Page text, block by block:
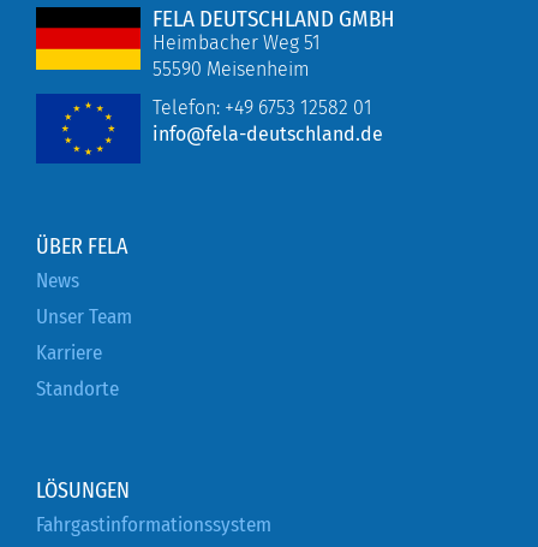
FELA DEUTSCHLAND GMBH
Heimbacher Weg 51
55590 Meisenheim
Telefon: +49 6753 12582 01
info@fela-deutschland.de
ÜBER FELA
News
Unser Team
Karriere
Standorte
LÖSUNGEN
Fahrgastinformationssystem